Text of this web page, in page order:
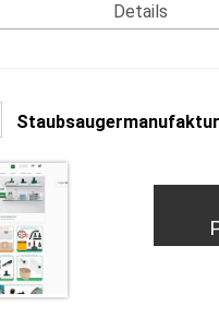
Details
Staubsaugermanufaktur